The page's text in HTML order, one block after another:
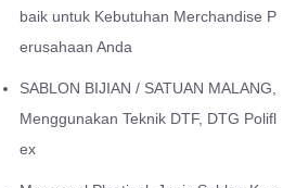
baik untuk Kebutuhan Merchandise P
erusahaan Anda
SABLON BIJIAN / SATUAN MALANG,
Menggunakan Teknik DTF, DTG Polifl
ex